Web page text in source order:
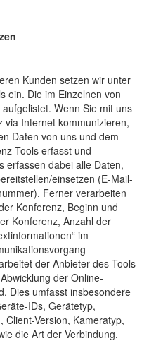
Kunden setzen wir unter
ein. Die im Einzelnen von
Wenn Sie mit uns
via Internet kommunizieren,
Daten von uns und dem
Tools erfasst und
erfassen dabei alle Daten,
einsetzen (E-Mail-
Ferner verarbeiten
Konferenz, Beginn und
Konferenz, Anzahl der
im
der Anbieter des Tools
der Online-
Dies umfasst insbesondere
IDs, Gerätetyp,
Client-Version, Kameratyp,
die Art der Verbindung.